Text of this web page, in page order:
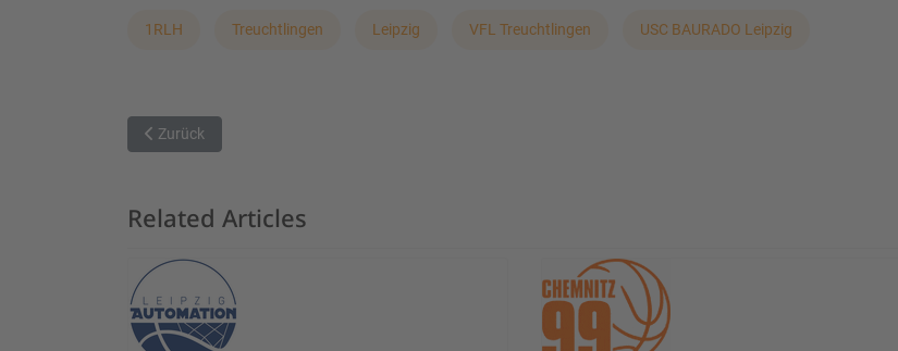
1RLH Treuchtlingen Leipzig VFL Treuchtlingen USC BAURADO Leipzig
Vorheriger Beitrag: Leider nicht genug
Zurück
Related Articles